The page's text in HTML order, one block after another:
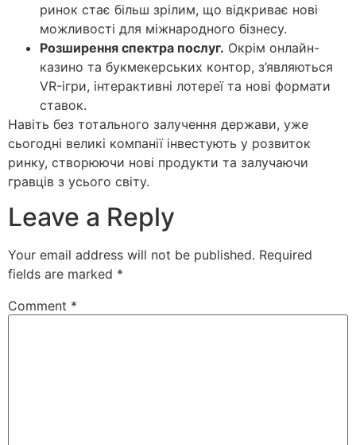
ринок стає більш зрілим, що відкриває нові
можливості для міжнародного бізнесу.
Розширення спектра послуг. Окрім онлайн-
казино та букмекерських контор, з’являються
VR-ігри, інтерактивні лотереї та нові формати
ставок.
Навіть без тотального залучення держави, уже
сьогодні великі компанії інвестують у розвиток
ринку, створюючи нові продукти та залучаючи
гравців з усього світу.
Leave a Reply
Your email address will not be published. Required
fields are marked *
Comment *